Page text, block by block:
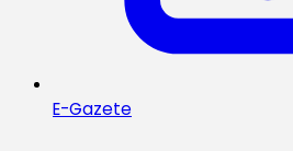
E-Gazete